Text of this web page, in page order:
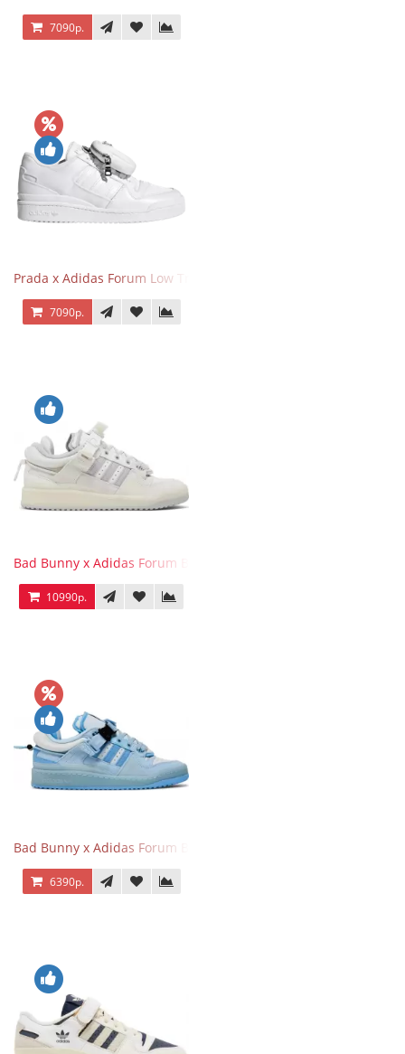
7090р.
Prada x Adidas Forum Low Triple White
7090р.
Bad Bunny x Adidas Forum Buckle Low Last
10990р.
Bad Bunny x Adidas Forum Buckle Low Blue Tint
6390р.